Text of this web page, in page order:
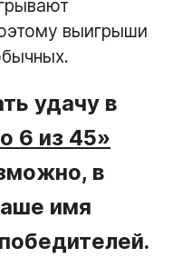
выигрыши
удачу в
6 из 45»
в
имя